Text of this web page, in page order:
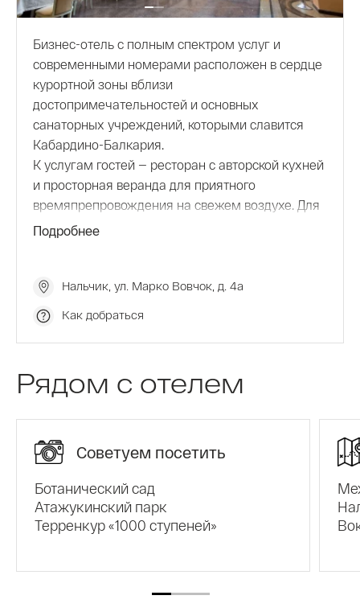
Бизнес-отель с полным спектром услуг и
современными номерами расположен в сердце
курортной зоны вблизи
достопримечательностей и основных
санаторных учреждений, которыми славится
Кабардино-Балкария.
К услугам гостей — ресторан с авторской кухней
и просторная веранда для приятного
времяпрепровождения на свежем воздухе. Для
поддержания активного образа жизни
массажные кабинеты, русская баня. Особое
мероприятиям: в AZIMUT Отель Нальчик
имеются конференц-залы и банкетные
Подробнее
Нальчик, ул. Марко Вовчок, д. 4а
Как добраться
Рядом с отелем
Советуем посетить
Ботанический сад
Атажукинский парк
Терренкур «1000 ступеней»